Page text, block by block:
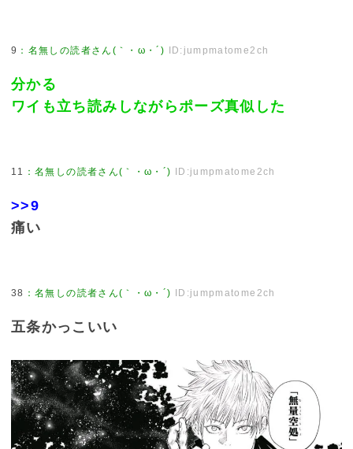
9 ： 名無しの読者さん(｀・ω・´) ID:jumpmatome2ch
分かる
ワイも立ち読みしながらポーズ真似した
11 ：名無しの読者さん(｀・ω・´) ID:jumpmatome2ch
>>9
痛い
38 ：名無しの読者さん(｀・ω・´) ID:jumpmatome2ch
五条かっこいい